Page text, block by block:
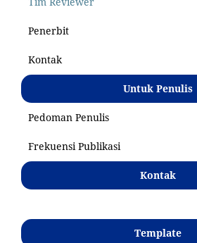
Penerbit
Kontak
Untuk Penulis
Pedoman Penulis
Frekuensi Publikasi
Kontak
Template